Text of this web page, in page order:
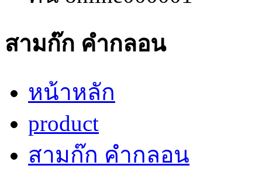
สามก๊ก คำกลอน
หน้าหลัก
product
สามก๊ก คำกลอน